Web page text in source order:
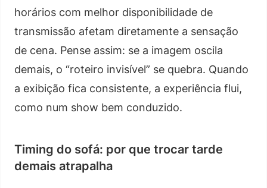
horários com melhor disponibilidade de
transmissão afetam diretamente a sensação
de cena. Pense assim: se a imagem oscila
demais, o “roteiro invisível” se quebra. Quando
a exibição fica consistente, a experiência flui,
como num show bem conduzido.
Timing do sofá: por que trocar tarde
demais atrapalha